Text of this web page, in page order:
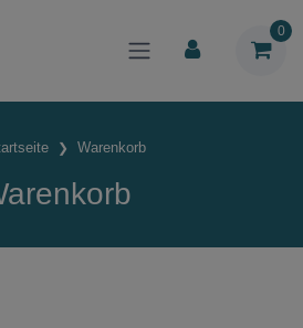
0
Warenkorb